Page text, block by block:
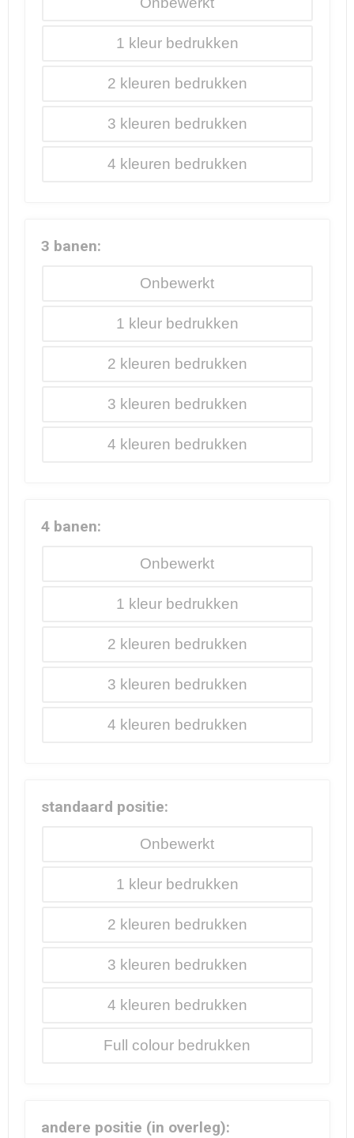
1
2
3
4
3 banen:
Onbewerkt
1
2
3
4
4 banen:
Onbewerkt
1
2
3
4
standaard positie:
Onbewerkt
1
2
3
4
Full colour
andere positie (in overleg):